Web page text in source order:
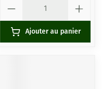
Ajouter au panier